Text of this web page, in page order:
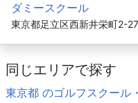
ダミースクール
東京都足立区西新井栄町2-
同じエリアで探す
東京都 のゴルフスクール